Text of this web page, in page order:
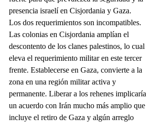
presencia israelí en Cisjordania y Gaza.
Los dos requerimientos son incompatibles.
Las colonias en Cisjordania amplían el
descontento de los clanes palestinos, lo cual
eleva el requerimiento militar en este tercer
frente. Establecerse en Gaza, convierte a la
zona en una región militar activa y
permanente. Liberar a los rehenes implicaría
un acuerdo con Irán mucho más amplio que
incluye el retiro de Gaza y algún arreglo